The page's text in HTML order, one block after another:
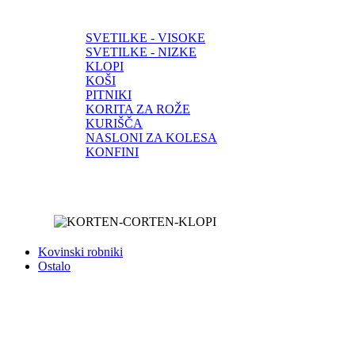
SVETILKE - VISOKE
SVETILKE - NIZKE
KLOPI
KOŠI
PITNIKI
KORITA ZA ROŽE
KURIŠČA
NASLONI ZA KOLESA
KONFINI
Kovinski robniki
Ostalo